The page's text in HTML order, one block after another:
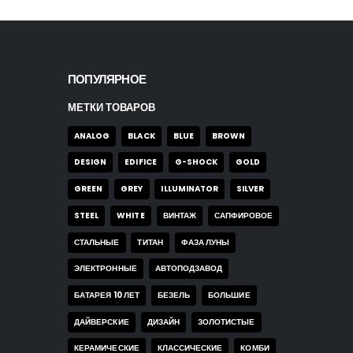
ПОПУЛЯРНОЕ
МЕТКИ ТОВАРОВ
ANALOG BLACK BLUE BROWN
DESIGN EDIFICE G-SHOCK GOLD
GREEN GREY ILLUMINATOR SILVER
STEEL WHITE ВИНТАЖ САПФИРОВОЕ
СТАЛЬНЫЕ ТИТАН ФАЗА ЛУНЫ
ЭЛЕКТРОННЫЕ АВТОПОДЗАВОД
БАТАРЕЯ 10 ЛЕТ БЕЗЕЛЬ БОЛЬШИЕ
ДАЙВЕРСКИЕ ДИЗАЙН ЗОЛОТИСТЫЕ
КЕРАМИЧЕСКИЕ КЛАССИЧЕСКИЕ КОМБИ